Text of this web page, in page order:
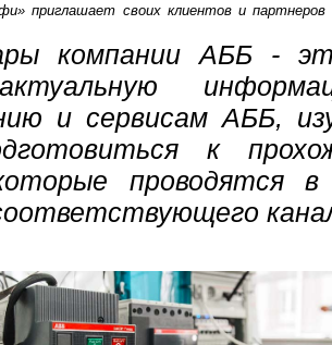
приглашает своих клиентов и
компании AББ -
и сервисам AББ,
к
проводятся в